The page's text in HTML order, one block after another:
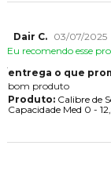
Dair C.
03/07/2025
Eu recomendo esse
entrega o que
bom produto
Produto:Calibre de
Capacidade Med 0 -